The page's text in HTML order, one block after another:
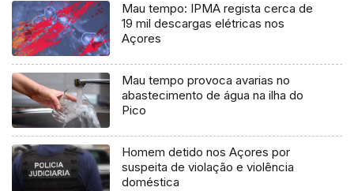
Mau tempo: IPMA regista cerca de
19 mil descargas elétricas nos
Açores
Mau tempo provoca avarias no
abastecimento de água na ilha do
Pico
Homem detido nos Açores por
suspeita de violação e violência
doméstica